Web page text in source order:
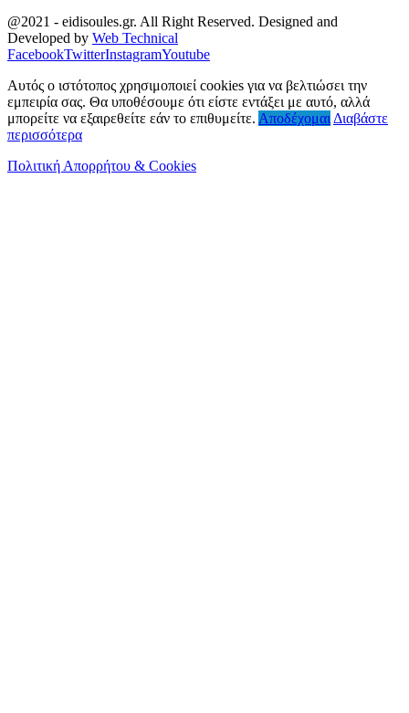
@2021 - eidisoules.gr. All Right Reserved. Designed and
Developed by Web Technical
FacebookTwitterInstagramYoutube
Αυτός ο ιστότοπος χρησιμοποιεί cookies για να βελτιώσει την
εμπειρία σας. Θα υποθέσουμε ότι είστε εντάξει με αυτό, αλλά
μπορείτε να εξαιρεθείτε εάν το επιθυμείτε. Αποδέχομαι Διαβάστε
περισσότερα
Πολιτική Απορρήτου & Cookies